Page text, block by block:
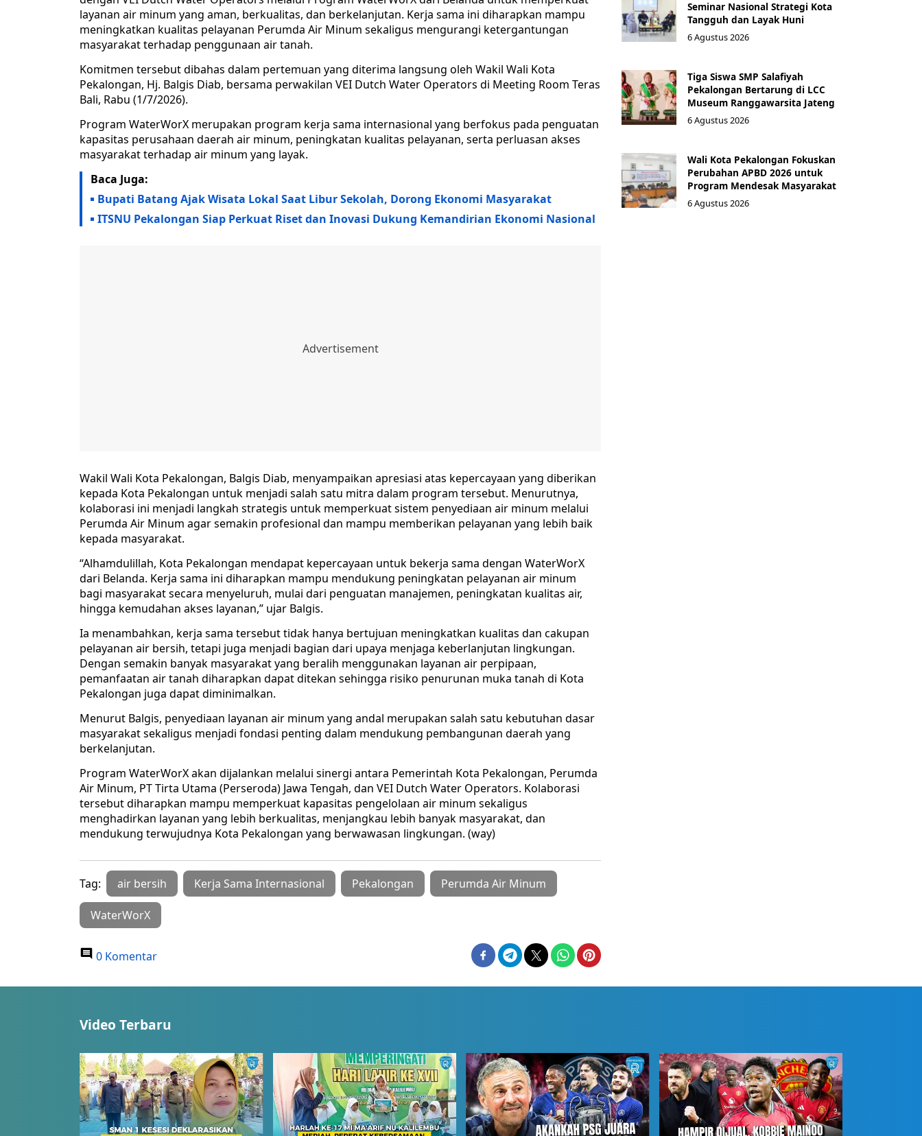
layanan air minum yang aman, berkualitas, dan berkelanjutan. Kerja sama ini diharapkan mampu
meningkatkan kualitas pelayanan Perumda Air Minum sekaligus mengurangi ketergantungan
masyarakat terhadap penggunaan air tanah.
Komitmen tersebut dibahas dalam pertemuan yang diterima langsung oleh Wakil Wali Kota
Pekalongan, Hj. Balgis Diab, bersama perwakilan VEI Dutch Water Operators di Meeting Room Teras
Bali, Rabu (1/7/2026).
Program WaterWorX merupakan program kerja sama internasional yang berfokus pada penguatan
kapasitas perusahaan daerah air minum, peningkatan kualitas pelayanan, serta perluasan akses
masyarakat terhadap air minum yang layak.
Baca Juga:
Bupati Batang Ajak Wisata Lokal Saat Libur Sekolah, Dorong Ekonomi Masyarakat
ITSNU Pekalongan Siap Perkuat Riset dan Inovasi Dukung Kemandirian Ekonomi Nasional
Wakil Wali Kota Pekalongan, Balgis Diab, menyampaikan apresiasi atas kepercayaan yang diberikan
kepada Kota Pekalongan untuk menjadi salah satu mitra dalam program tersebut. Menurutnya,
kolaborasi ini menjadi langkah strategis untuk memperkuat sistem penyediaan air minum melalui
Perumda Air Minum agar semakin profesional dan mampu memberikan pelayanan yang lebih baik
kepada masyarakat.
“Alhamdulillah, Kota Pekalongan mendapat kepercayaan untuk bekerja sama dengan WaterWorX
dari Belanda. Kerja sama ini diharapkan mampu mendukung peningkatan pelayanan air minum
bagi masyarakat secara menyeluruh, mulai dari penguatan manajemen, peningkatan kualitas air,
hingga kemudahan akses layanan,” ujar Balgis.
Ia menambahkan, kerja sama tersebut tidak hanya bertujuan meningkatkan kualitas dan cakupan
pelayanan air bersih, tetapi juga menjadi bagian dari upaya menjaga keberlanjutan lingkungan.
Dengan semakin banyak masyarakat yang beralih menggunakan layanan air perpipaan,
pemanfaatan air tanah diharapkan dapat ditekan sehingga risiko penurunan muka tanah di Kota
Pekalongan juga dapat diminimalkan.
Menurut Balgis, penyediaan layanan air minum yang andal merupakan salah satu kebutuhan dasar
masyarakat sekaligus menjadi fondasi penting dalam mendukung pembangunan daerah yang
berkelanjutan.
Program WaterWorX akan dijalankan melalui sinergi antara Pemerintah Kota Pekalongan, Perumda
Air Minum, PT Tirta Utama (Perseroda) Jawa Tengah, dan VEI Dutch Water Operators. Kolaborasi
tersebut diharapkan mampu memperkuat kapasitas pengelolaan air minum sekaligus
menghadirkan layanan yang lebih berkualitas, menjangkau lebih banyak masyarakat, dan
mendukung terwujudnya Kota Pekalongan yang berwawasan lingkungan. (way)
Tag: air bersih Kerja Sama Internasional Pekalongan Perumda Air Minum
WaterWorX
0 Komentar
Seminar Nasional Strategi Kota
Tangguh dan Layak Huni
6 Agustus 2026
Tiga Siswa SMP Salafiyah
Pekalongan Bertarung di LCC
Museum Ranggawarsita Jateng
6 Agustus 2026
Wali Kota Pekalongan Fokuskan
Perubahan APBD 2026 untuk
Program Mendesak Masyarakat
6 Agustus 2026
Video Terbaru